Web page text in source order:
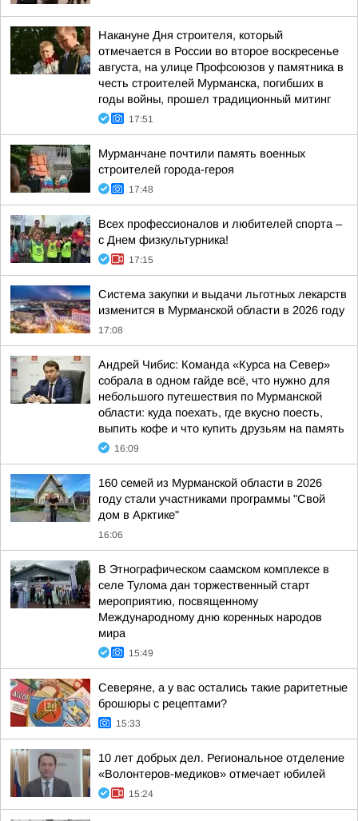
Накануне Дня строителя, который
отмечается в России во второе воскресенье
августа, на улице Профсоюзов у памятника в
честь строителей Мурманска, погибших в
годы войны, прошел традиционный митинг
17:51
Мурманчане почтили память военных
строителей города-героя
17:48
Всех профессионалов и любителей спорта –
с Днем физкультурника!
17:15
Система закупки и выдачи льготных лекарств
изменится в Мурманской области в 2026 году
17:08
Андрей Чибис: Команда «Курса на Север»
собрала в одном гайде всё, что нужно для
небольшого путешествия по Мурманской
области: куда поехать, где вкусно поесть,
выпить кофе и что купить друзьям на память
16:09
160 семей из Мурманской области в 2026
году стали участниками программы "Свой
дом в Арктике"
16:06
В Этнографическом саамском комплексе в
селе Тулома дан торжественный старт
мероприятию, посвященному
Международному дню коренных народов
мира
15:49
Северяне, а у вас остались такие раритетные
брошюры с рецептами?
15:33
10 лет добрых дел. Региональное отделение
«Волонтеров-медиков» отмечает юбилей
15:24